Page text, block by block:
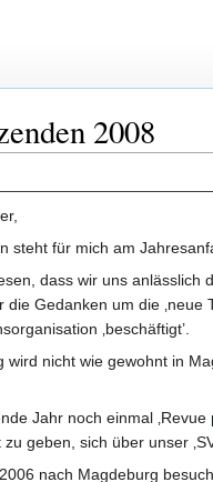
2008
steht für mich am
dass wir uns
Gedanken um die
‚beschäftigt’.
nicht wie gewohnt in
Jahr noch einmal
geben, sich über unser
nach Magdeburg